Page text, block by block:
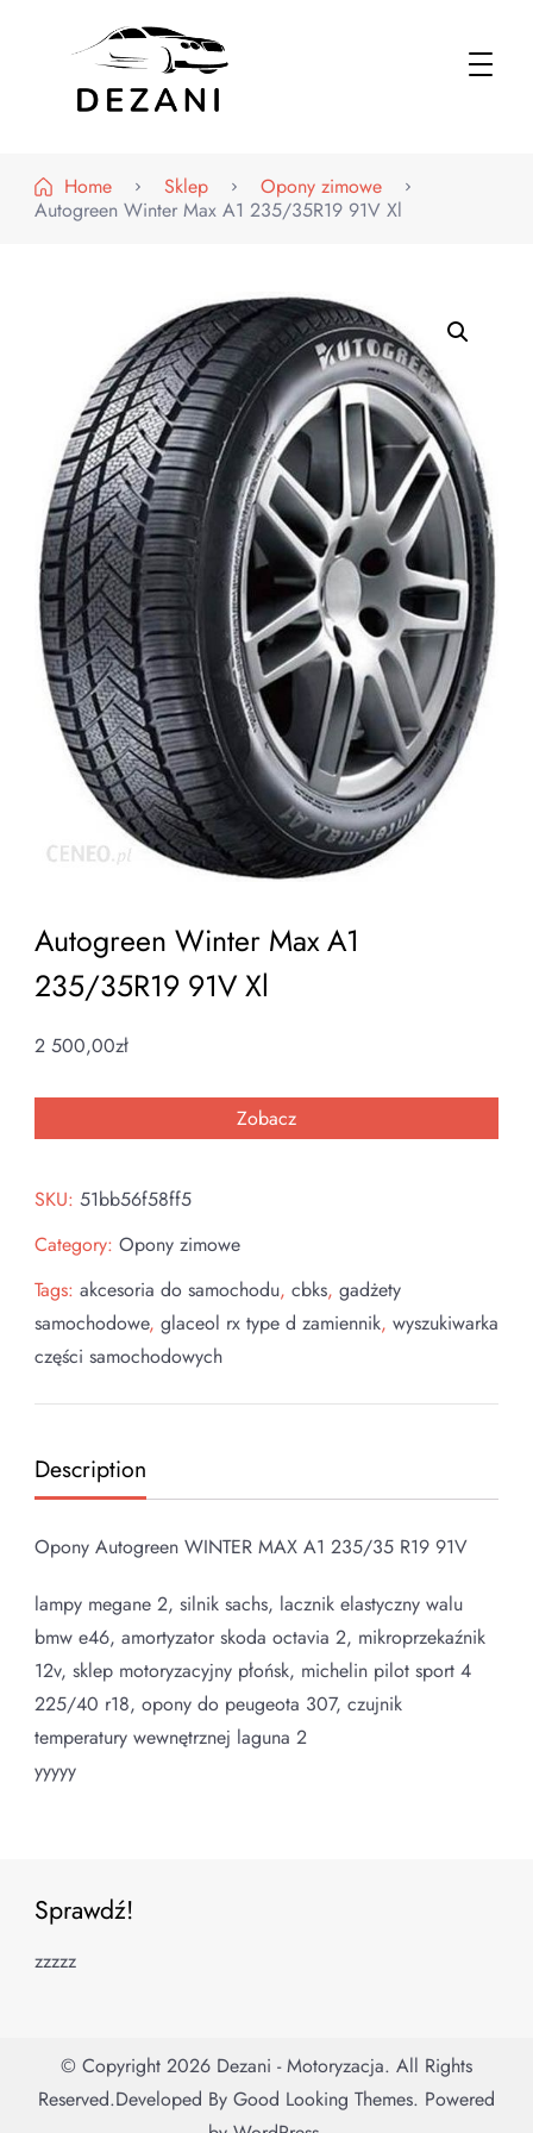
Home
Sklep
Opony zimowe
Autogreen Winter Max A1 235/35R19 91V Xl
Autogreen Winter Max A1
235/35R19 91V Xl
2 500,00zł
Zobacz
SKU: 51bb56f58ff5
Category: Opony zimowe
Tags: akcesoria do samochodu, cbks, gadżety
samochodowe, glaceol rx type d zamiennik, wyszukiwarka
części samochodowych
Description
Opony Autogreen WINTER MAX A1 235/35 R19 91V
lampy megane 2, silnik sachs, lacznik elastyczny walu
bmw e46, amortyzator skoda octavia 2, mikroprzekaźnik
12v, sklep motoryzacyjny płońsk, michelin pilot sport 4
225/40 r18, opony do peugeota 307, czujnik
temperatury wewnętrznej laguna 2
yyyyy
Sprawdź!
zzzzz
© Copyright 2026 Dezani - Motoryzacja. All Rights
Reserved.Developed By Good Looking Themes. Powered